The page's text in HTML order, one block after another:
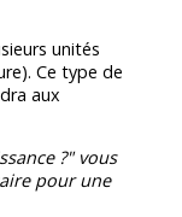
unités
Ce type de
aux
?" vous
pour une